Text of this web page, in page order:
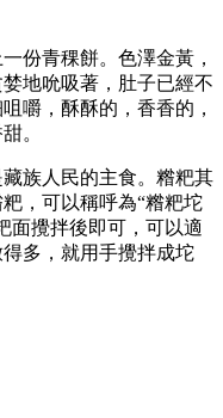
份青稞餅。色澤金黃，
地吮吸著，肚子已經不
嚼，酥酥的，香香的，
。
族人民的主食。糌粑其
，可以稱呼為“糌粑坨
面攪拌後即可，可以適
多，就用手攪拌成坨